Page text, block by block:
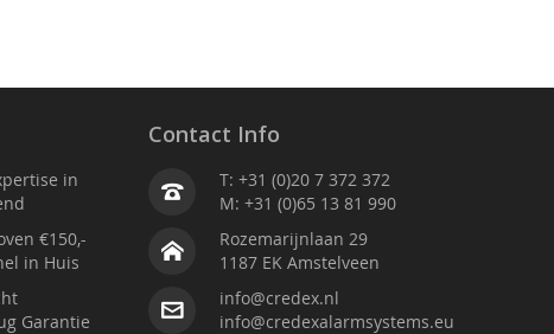
in
€150,-
in Huis
Garantie
Contact Info
T: +31 (0)20 7 372 372
M: +31 (0)65 13 81 990
Rozemarijnlaan 29
1187 EK Amstelveen
info@credex.nl
info@credexalarmsystems.eu